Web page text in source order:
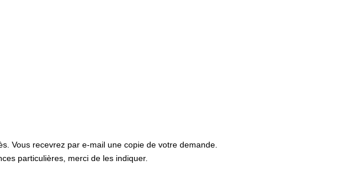
Vous recevrez par e-mail une copie de votre demande.
particulières, merci de les indiquer.